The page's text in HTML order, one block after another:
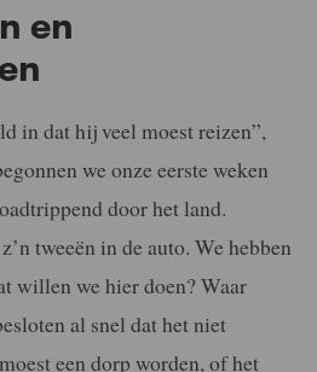
en
in dat hij veel moest reizen”,
we onze eerste weken
door het land.
tweeën in de auto. We hebben
willen we hier doen? Waar
al snel dat het niet
een dorp worden, of het